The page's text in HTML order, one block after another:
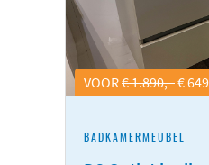
VOOR€ 1.890,-€
BADKAMERMEUBEL